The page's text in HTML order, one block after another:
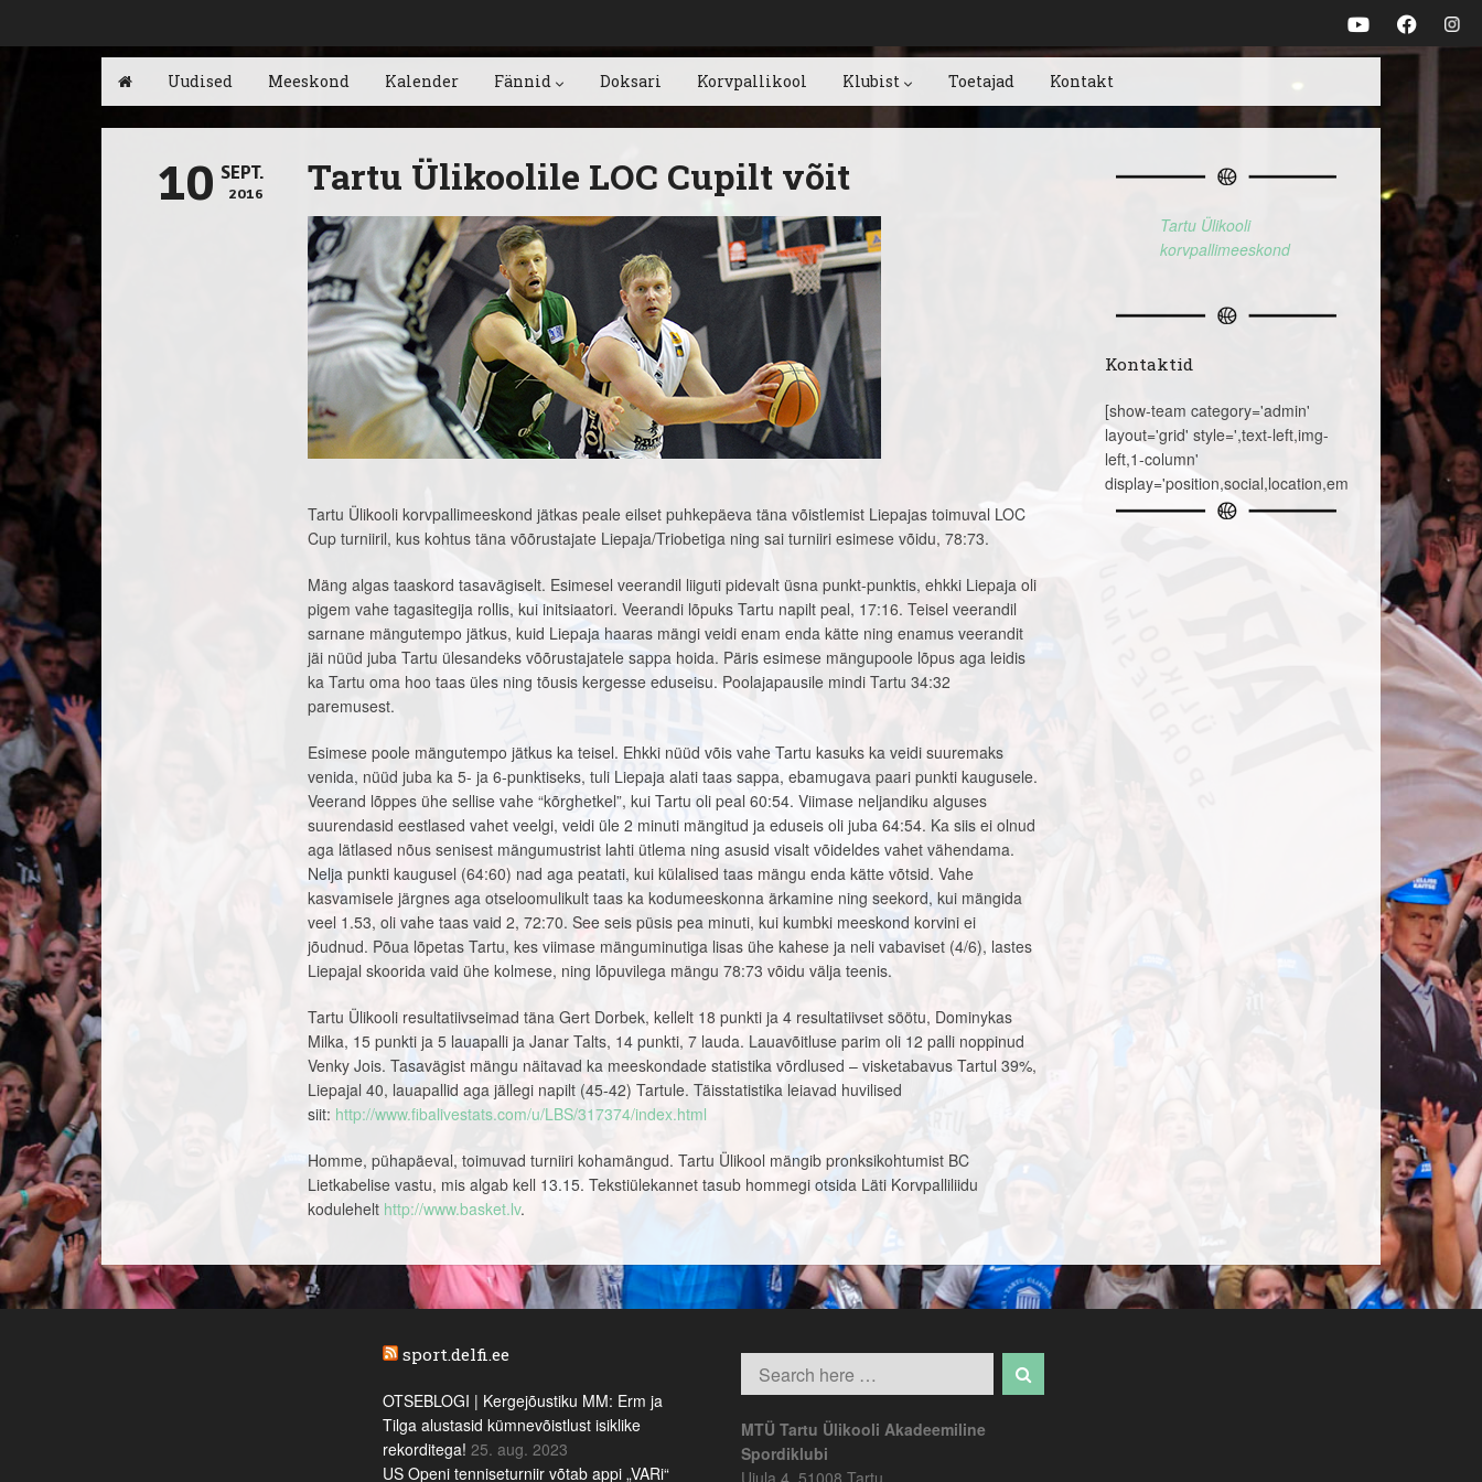
Uudised Meeskond Kalender Fännid Doksari Korvpallikool Klubist Toetajad Kontakt
10 SEPT.
2016 Tartu Ülikoolile LOC Cupilt võit
Tartu Ülikooli korvpallimeeskond jätkas peale eilset puhkepäeva täna võistlemist Liepajas toimuval LOC
Cup turniiril, kus kohtus täna võõrustajate Liepaja/Triobetiga ning sai turniiri esimese võidu, 78:73.
Mäng algas taaskord tasavägiselt. Esimesel veerandil liiguti pidevalt üsna punkt-punktis, ehkki Liepaja oli
pigem vahe tagasitegija rollis, kui initsiaatori. Veerandi lõpuks Tartu napilt peal, 17:16. Teisel veerandil
sarnane mängutempo jätkus, kuid Liepaja haaras mängi veidi enam enda kätte ning enamus veerandit
jäi nüüd juba Tartu ülesandeks võõrustajatele sappa hoida. Päris esimese mängupoole lõpus aga leidis
ka Tartu oma hoo taas üles ning tõusis kergesse eduseisu. Poolajapausile mindi Tartu 34:32
paremusest.
Esimese poole mängutempo jätkus ka teisel. Ehkki nüüd võis vahe Tartu kasuks ka veidi suuremaks
venida, nüüd juba ka 5- ja 6-punktiseks, tuli Liepaja alati taas sappa, ebamugava paari punkti kaugusele.
Veerand lõppes ühe sellise vahe “kõrghetkel”, kui Tartu oli peal 60:54. Viimase neljandiku alguses
suurendasid eestlased vahet veelgi, veidi üle 2 minuti mängitud ja eduseis oli juba 64:54. Ka siis ei olnud
aga lätlased nõus senisest mängumustrist lahti ütlema ning asusid visalt võideldes vahet vähendama.
Nelja punkti kaugusel (64:60) nad aga peatati, kui külalised taas mängu enda kätte võtsid. Vahe
kasvamisele järgnes aga otseloomulikult taas ka kodumeeskonna ärkamine ning seekord, kui mängida
veel 1.53, oli vahe taas vaid 2, 72:70. See seis püsis pea minuti, kui kumbki meeskond korvini ei
jõudnud. Põua lõpetas Tartu, kes viimase mänguminutiga lisas ühe kahese ja neli vabaviset (4/6), lastes
Liepajal skoorida vaid ühe kolmese, ning lõpuvilega mängu 78:73 võidu välja teenis.
Tartu Ülikooli resultatiivseimad täna Gert Dorbek, kellelt 18 punkti ja 4 resultatiivset söötu, Dominykas
Milka, 15 punkti ja 5 lauapalli ja Janar Talts, 14 punkti, 7 lauda. Lauavõitluse parim oli 12 palli noppinud
Venky Jois. Tasavägist mängu näitavad ka meeskondade statistika võrdlused – visketabavus Tartul 39%,
Liepajal 40, lauapallid aga jällegi napilt (45-42) Tartule. Täisstatistika leiavad huvilised
siit: http://www.fibalivestats.com/u/LBS/317374/index.html
Homme, pühapäeval, toimuvad turniiri kohamängud. Tartu Ülikool mängib pronksikohtumist BC
Lietkabelise vastu, mis algab kell 13.15. Tekstiülekannet tasub hommegi otsida Läti Korvpalliliidu
kodulehelt http://www.basket.lv.
Tartu Ülikooli
korvpallimeeskond
Kontaktid
[show-team category='admin'
layout='grid' style=',text-left,img-
left,1-column'
sport.delfi.ee
OTSEBLOGI | Kergejõustiku MM: Erm ja
Tilga alustasid kümnevõistlust isiklike
rekorditega! 25. aug. 2023
US Openi tenniseturniir võtab appi „VARi“
MTÜ Tartu Ülikooli Akadeemiline
Spordiklubi